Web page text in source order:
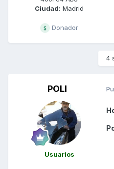
Ciudad: Madrid
Donador
4
POLI
Usuarios